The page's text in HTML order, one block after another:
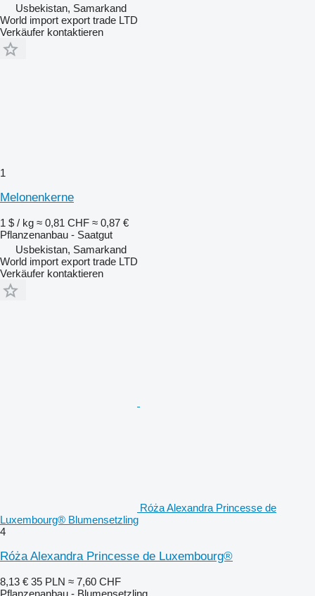
Usbekistan, Samarkand
World import export trade LTD
Verkäufer kontaktieren
1
Melonenkerne
1 $ / kg ≈ 0,81 CHF ≈ 0,87 €
Pflanzenanbau - Saatgut
Usbekistan, Samarkand
World import export trade LTD
Verkäufer kontaktieren
Róża Alexandra Princesse de
Luxembourg® Blumensetzling
4
Róża Alexandra Princesse de Luxembourg®
8,13 € 35 PLN ≈ 7,60 CHF
Pflanzenanbau - Blumensetzling